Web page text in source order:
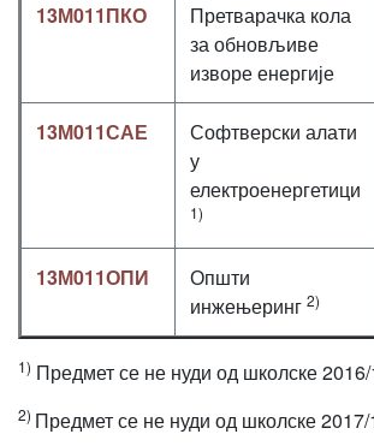
13М011ПКО
Претварачка кола
за обновљиве
изворе енергије
13М011САЕ
Софтверски алати
у
електроенергетици
1)
13М011ОПИ
Општи
инжењеринг 2)
1) Предмет се не нуди од школске 2016/
2) Предмет се не нуди од школске 2017/